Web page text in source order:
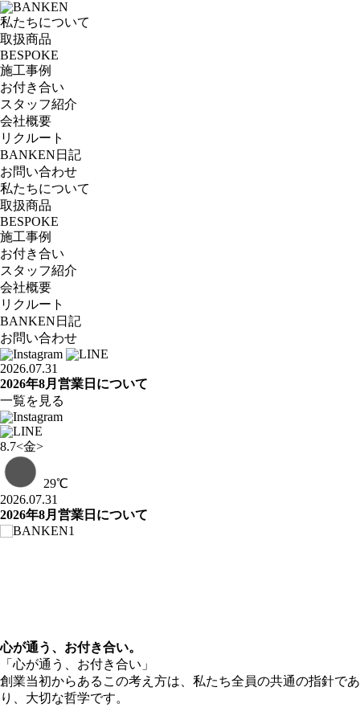
私たちについて
取扱商品
BESPOKE
施工事例
お付き合い
スタッフ紹介
会社概要
リクルート
BANKEN日記
お問い合わせ
私たちについて
取扱商品
BESPOKE
施工事例
お付き合い
スタッフ紹介
会社概要
リクルート
BANKEN日記
お問い合わせ
2026.07.31
2026年8月営業日について
一覧を見る
8.7<金>
29℃
2026.07.31
2026年8月営業日について
心が通う、お付き合い。
「心が通う、お付き合い」
創業当初からあるこの考え方は、私たち全員の共通の指針であ
り、大切な哲学です。